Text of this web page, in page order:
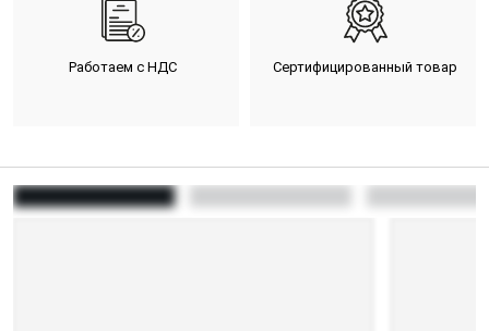
Работаем с НДС Сертифицированный товар